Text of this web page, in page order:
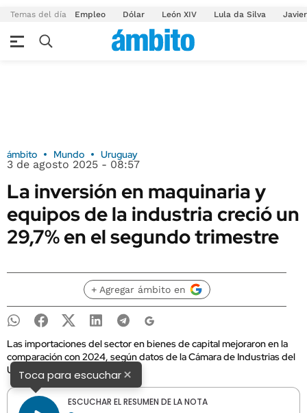
Temas del día Empleo Dólar León XIV Lula da Silva
ámbito Mundo Uruguay
3 de agosto 2025 - 08:57
La inversión en maquinaria y
equipos de la industria creció un
29,7% en el segundo trimestre
+ Agregar ámbito en
Las importaciones del sector en bienes de capital mejoraron en la
comparación con 2024, según datos de la Cámara de Industrias del
Uruguay.
Toca para escuchar×
ESCUCHAR EL RESUMEN DE LA NOTA